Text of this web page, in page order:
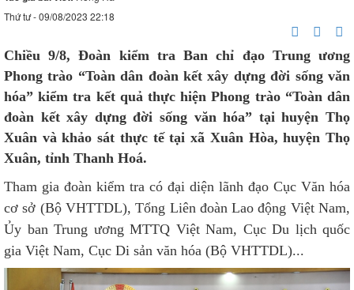
Thứ tư - 09/08/2023 22:18
Chiều 9/8, Đoàn kiểm tra Ban chỉ đạo Trung ương
Phong trào “Toàn dân đoàn kết xây dựng đời sống văn
hóa” kiểm tra kết quả thực hiện Phong trào “Toàn dân
đoàn kết xây dựng đời sống văn hóa” tại huyện Thọ
Xuân và khảo sát thực tế tại xã Xuân Hòa, huyện Thọ
Xuân, tỉnh Thanh Hoá.
Tham gia đoàn kiểm tra có đại diện lãnh đạo Cục Văn hóa
cơ sở (Bộ VHTTDL), Tổng Liên đoàn Lao động Việt Nam,
Ủy ban Trung ương MTTQ Việt Nam, Cục Du lịch quốc
gia Việt Nam, Cục Di sản văn hóa (Bộ VHTTDL)...